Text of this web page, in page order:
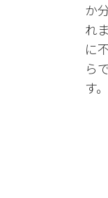
か
れ
に
ら
す。